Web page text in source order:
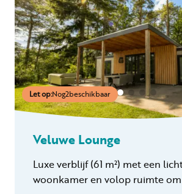
Let op:Nog2beschikbaar
Veluwe Lounge
Luxe verblijf (61 m²) met een
woonkamer en volop ruimte